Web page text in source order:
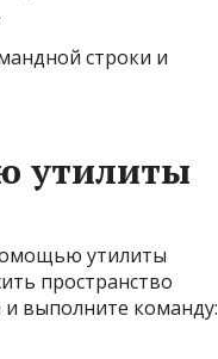
строки и
утилиты
утилиты
пространство
выполните команду: